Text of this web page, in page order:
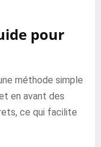
pour
méthode simple
en avant des
ce qui facilite